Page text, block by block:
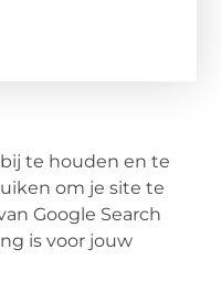
te houden en te
om je site te
Google Search
is voor jouw